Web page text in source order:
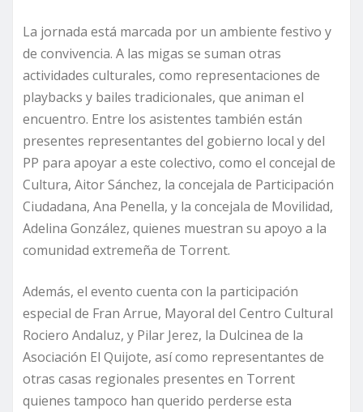
La jornada está marcada por un ambiente festivo y
de convivencia. A las migas se suman otras
actividades culturales, como representaciones de
playbacks y bailes tradicionales, que animan el
encuentro. Entre los asistentes también están
presentes representantes del gobierno local y del
PP para apoyar a este colectivo, como el concejal de
Cultura, Aitor Sánchez, la concejala de Participación
Ciudadana, Ana Penella, y la concejala de Movilidad,
Adelina González, quienes muestran su apoyo a la
comunidad extremeña de Torrent.
Además, el evento cuenta con la participación
especial de Fran Arrue, Mayoral del Centro Cultural
Rociero Andaluz, y Pilar Jerez, la Dulcinea de la
Asociación El Quijote, así como representantes de
otras casas regionales presentes en Torrent
quienes tampoco han querido perderse esta